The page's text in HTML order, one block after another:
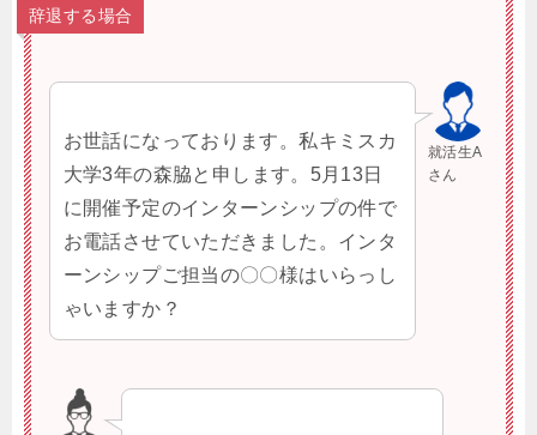
辞退する場合
就活生A
さん
お世話になっております。私キミスカ
大学3年の森脇と申します。5月13日
に開催予定のインターンシップの件で
お電話させていただきました。インタ
ーンシップご担当の〇〇様はいらっし
ゃいますか？